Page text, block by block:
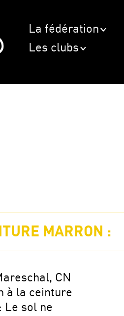
La fédération
Les clubs
MARRON :
CN
à la ceinture
Le sol ne